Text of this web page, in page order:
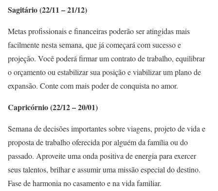
Sagitário (22/11 – 21/12)
Metas profissionais e financeiras poderão ser atingidas mais
facilmente nesta semana, que já começará com sucesso e
projeção. Você poderá firmar um contrato de trabalho, equilibrar
o orçamento ou estabilizar sua posição e viabilizar um plano de
expansão. Conte com mais poder de conquista no amor.
Capricórnio (22/12 – 20/01)
Semana de decisões importantes sobre viagens, projeto de vida e
proposta de trabalho oferecida por alguém da família ou do
passado. Aproveite uma onda positiva de energia para exercer
seus talentos, brilhar e assumir uma missão especial do destino.
Fase de harmonia no casamento e na vida familiar.